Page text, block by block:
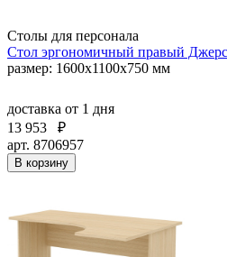
Столы для персонала
Стол эргономичный правый
размер: 1600x1100x750 мм
доставка от 1 дня
13 953
₽
арт. 8706957
В корзину